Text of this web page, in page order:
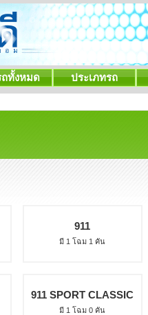
ทั้งหมด ประเภทรถ
911
มี 1 โฉม 1 คัน
911 SPORT CLASSIC
มี 1 โฉม 0 คัน